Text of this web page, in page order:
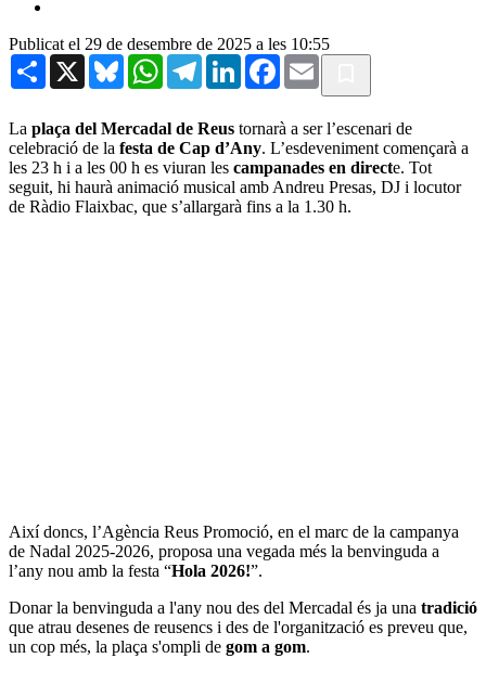
Publicat el 29 de desembre de 2025 a les 10:55
Share X BlueskyWhatsAppTelegramLinkedInFacebook
Email
La plaça del Mercadal de Reus tornarà a ser l’escenari de
celebració de la festa de Cap d’Any. L’esdeveniment començarà a
les 23 h i a les 00 h es viuran les campanades en directe. Tot
seguit, hi haurà animació musical amb Andreu Presas, DJ i locutor
de Ràdio Flaixbac, que s’allargarà fins a la 1.30 h.
Així doncs, l’Agència Reus Promoció, en el marc de la campanya
de Nadal 2025-2026, proposa una vegada més la benvinguda a
l’any nou amb la festa “Hola 2026!”.
Donar la benvinguda a l'any nou des del Mercadal és ja una tradició
que atrau desenes de reusencs i des de l'organització es preveu que,
un cop més, la plaça s'ompli de gom a gom.